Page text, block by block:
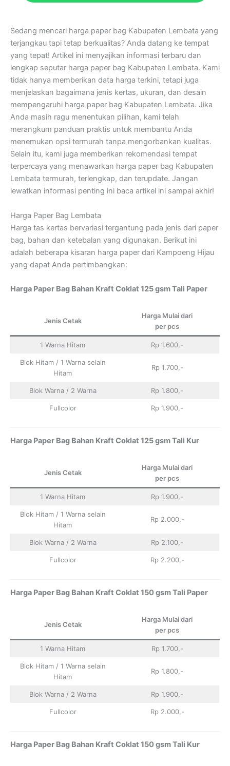
Sedang mencari harga paper bag Kabupaten Lembata yang
terjangkau tapi tetap berkualitas? Anda datang ke tempat
yang tepat! Artikel ini menyajikan informasi terbaru dan
lengkap seputar harga paper bag Kabupaten Lembata. Kami
tidak hanya memberikan data harga terkini, tetapi juga
menjelaskan bagaimana jenis kertas, ukuran, dan desain
mempengaruhi harga paper bag Kabupaten Lembata. Jika
Anda masih ragu menentukan pilihan, kami telah
merangkum panduan praktis untuk membantu Anda
menemukan opsi termurah tanpa mengorbankan kualitas.
Selain itu, kami juga memberikan rekomendasi tempat
terpercaya yang menawarkan harga paper bag Kabupaten
Lembata termurah, terlengkap, dan terupdate. Jangan
lewatkan informasi penting ini baca artikel ini sampai akhir!
Harga Paper Bag Lembata
Harga tas kertas bervariasi tergantung pada jenis dari paper
bag, bahan dan ketebalan yang digunakan. Berikut ini
adalah beberapa kisaran harga paper dari Kampoeng Hijau
yang dapat Anda pertimbangkan:
Harga Paper Bag Bahan Kraft Coklat 125 gsm Tali Paper
Jenis Cetak
Harga Mulai dari
per pcs
1 Warna Hitam Rp 1.600,-
Blok Hitam / 1 Warna selain
Hitam
Rp 1.700,-
Blok Warna / 2 Warna Rp 1.800,-
Fullcolor Rp 1.900,-
Harga Paper Bag Bahan Kraft Coklat 125 gsm Tali Kur
Jenis Cetak
Harga Mulai dari
per pcs
1 Warna Hitam Rp 1.900,-
Blok Hitam / 1 Warna selain
Hitam
Rp 2.000,-
Blok Warna / 2 Warna Rp 2.100,-
Fullcolor Rp 2.200,-
Harga Paper Bag Bahan Kraft Coklat 150 gsm Tali Paper
Jenis Cetak
Harga Mulai dari
per pcs
1 Warna Hitam Rp 1.700,-
Blok Hitam / 1 Warna selain
Hitam
Rp 1.800,-
Blok Warna / 2 Warna Rp 1.900,-
Fullcolor Rp 2.000,-
Harga Paper Bag Bahan Kraft Coklat 150 gsm Tali Kur